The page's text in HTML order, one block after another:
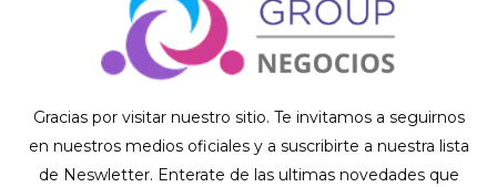
Gracias por visitar nuestro sitio. Te invitamos a seguirnos
en nuestros medios oficiales y a suscribirte a nuestra lista
de Neswletter. Enterate de las ultimas novedades que